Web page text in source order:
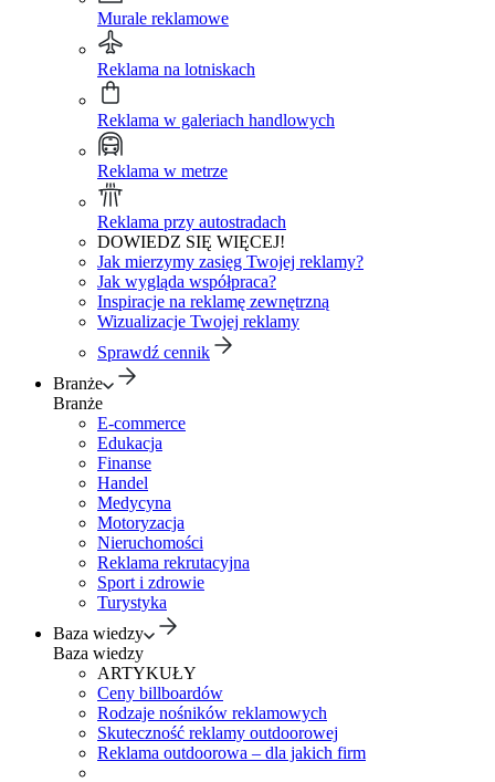
Murale reklamowe
Reklama na lotniskach
Reklama w galeriach handlowych
Reklama w metrze
Reklama przy autostradach
DOWIEDZ SIĘ WIĘCEJ!
Jak mierzymy zasięg Twojej reklamy?
Jak wygląda współpraca?
Inspiracje na reklamę zewnętrzną
Wizualizacje Twojej reklamy
Sprawdź cennik
Branże
Branże
E-commerce
Edukacja
Finanse
Handel
Medycyna
Motoryzacja
Nieruchomości
Reklama rekrutacyjna
Sport i zdrowie
Turystyka
Baza wiedzy
Baza wiedzy
ARTYKUŁY
Ceny billboardów
Rodzaje nośników reklamowych
Skuteczność reklamy outdoorowej
Reklama outdoorowa – dla jakich firm